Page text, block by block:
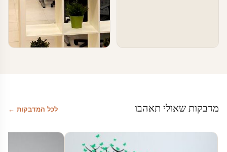
מדבקות שאולי תאהבו לכל המדבקות ←